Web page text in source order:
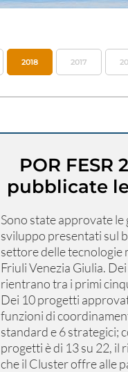
2018 2017
POR FESR
pubblicate
Sono state approvate
sviluppo presentati sul
settore delle tecnologie
Friuli Venezia Giulia.
rientrano tra i primi
Dei 10 progetti
funzioni di
standard e 6 strategici;
progetti è di 13 su 22, il
che il Cluster offre alle